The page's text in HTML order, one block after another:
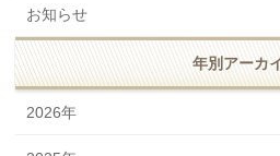
お知らせ
年別アーカ
2026年